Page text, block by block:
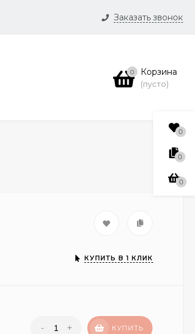
Заказать звонок
0 Корзина
(пусто)
КУПИТЬ В 1 КЛИК
- + КУПИТЬ
0
0
0